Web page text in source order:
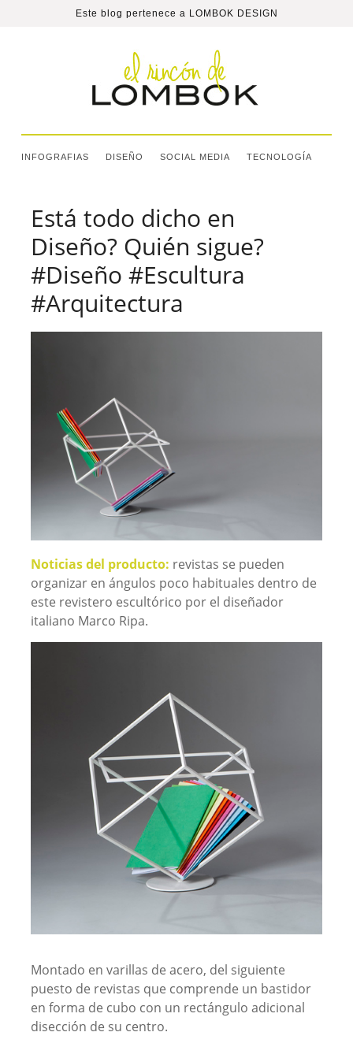
Este blog pertenece a LOMBOK DESIGN
INFOGRAFIAS DISEÑO SOCIAL MEDIA TECNOLOGÍA
Está todo dicho en
Diseño? Quién sigue?
#Diseño #Escultura
#Arquitectura
Noticias del producto: revistas se pueden
organizar en ángulos poco habituales dentro de
este revistero escultórico por el diseñador
italiano Marco Ripa.
Montado en varillas de acero, del siguiente
puesto de revistas que comprende un bastidor
en forma de cubo con un rectángulo adicional
disección de su centro.